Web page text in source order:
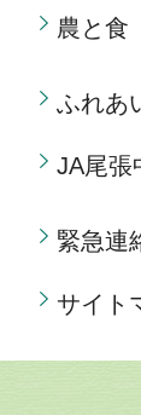
農と食
ふれあ
JA尾張
緊急連
サイト